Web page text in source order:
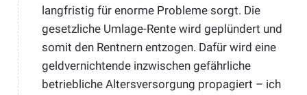
langfristig für enorme Probleme sorgt. Die
gesetzliche Umlage-Rente wird geplündert und
somit den Rentnern entzogen. Dafür wird eine
geldvernichtende inzwischen gefährliche
betriebliche Altersversorgung propagiert – ich